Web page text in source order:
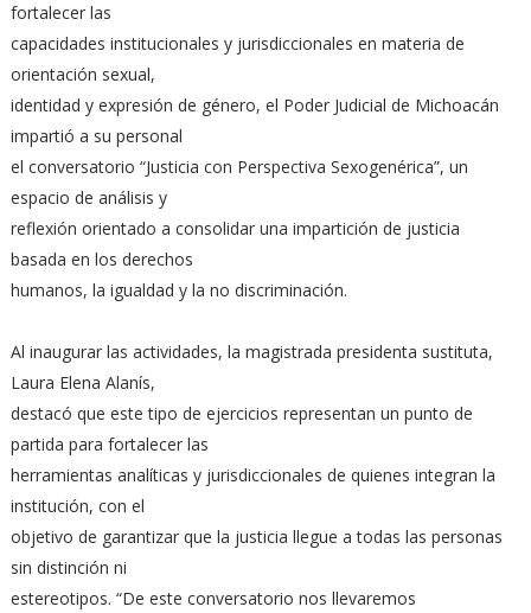
fortalecer las
capacidades institucionales y jurisdiccionales en materia de
orientación sexual,
identidad y expresión de género, el Poder Judicial de Michoacán
impartió a su personal
el conversatorio “Justicia con Perspectiva Sexogenérica”, un
espacio de análisis y
reflexión orientado a consolidar una impartición de justicia
basada en los derechos
humanos, la igualdad y la no discriminación.
Al inaugurar las actividades, la magistrada presidenta sustituta,
Laura Elena Alanís,
destacó que este tipo de ejercicios representan un punto de
partida para fortalecer las
herramientas analíticas y jurisdiccionales de quienes integran la
institución, con el
objetivo de garantizar que la justicia llegue a todas las personas
sin distinción ni
estereotipos. “De este conversatorio nos llevaremos